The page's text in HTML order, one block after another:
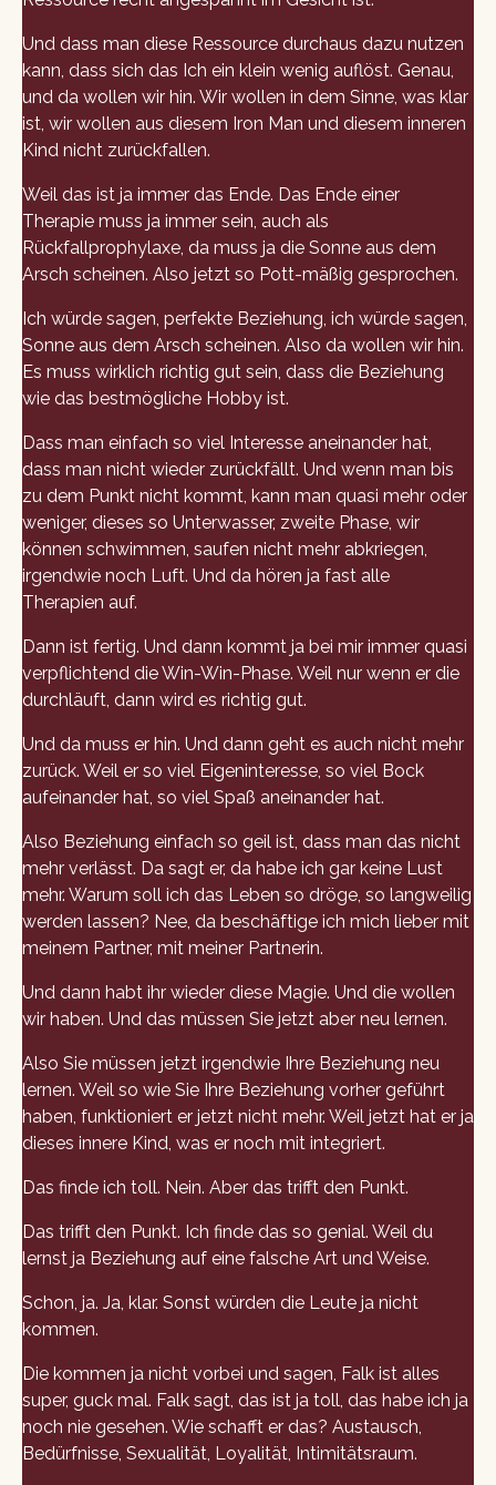
Und dass man diese Ressource durchaus dazu nutzen
kann, dass sich das Ich ein klein wenig auflöst. Genau,
und da wollen wir hin. Wir wollen in dem Sinne, was klar
ist, wir wollen aus diesem Iron Man und diesem inneren
Kind nicht zurückfallen.
Weil das ist ja immer das Ende. Das Ende einer
Therapie muss ja immer sein, auch als
Rückfallprophylaxe, da muss ja die Sonne aus dem
Arsch scheinen. Also jetzt so Pott-mäßig gesprochen.
Ich würde sagen, perfekte Beziehung, ich würde sagen,
Sonne aus dem Arsch scheinen. Also da wollen wir hin.
Es muss wirklich richtig gut sein, dass die Beziehung
wie das bestmögliche Hobby ist.
Dass man einfach so viel Interesse aneinander hat,
dass man nicht wieder zurückfällt. Und wenn man bis
zu dem Punkt nicht kommt, kann man quasi mehr oder
weniger, dieses so Unterwasser, zweite Phase, wir
können schwimmen, saufen nicht mehr abkriegen,
irgendwie noch Luft. Und da hören ja fast alle
Therapien auf.
Dann ist fertig. Und dann kommt ja bei mir immer quasi
verpflichtend die Win-Win-Phase. Weil nur wenn er die
durchläuft, dann wird es richtig gut.
Und da muss er hin. Und dann geht es auch nicht mehr
zurück. Weil er so viel Eigeninteresse, so viel Bock
aufeinander hat, so viel Spaß aneinander hat.
Also Beziehung einfach so geil ist, dass man das nicht
mehr verlässt. Da sagt er, da habe ich gar keine Lust
mehr. Warum soll ich das Leben so dröge, so langweilig
werden lassen? Nee, da beschäftige ich mich lieber mit
meinem Partner, mit meiner Partnerin.
Und dann habt ihr wieder diese Magie. Und die wollen
wir haben. Und das müssen Sie jetzt aber neu lernen.
Also Sie müssen jetzt irgendwie Ihre Beziehung neu
lernen. Weil so wie Sie Ihre Beziehung vorher geführt
haben, funktioniert er jetzt nicht mehr. Weil jetzt hat er ja
dieses innere Kind, was er noch mit integriert.
Das finde ich toll. Nein. Aber das trifft den Punkt.
Das trifft den Punkt. Ich finde das so genial. Weil du
lernst ja Beziehung auf eine falsche Art und Weise.
Schon, ja. Ja, klar. Sonst würden die Leute ja nicht
kommen.
Die kommen ja nicht vorbei und sagen, Falk ist alles
super, guck mal. Falk sagt, das ist ja toll, das habe ich ja
noch nie gesehen. Wie schafft er das? Austausch,
Bedürfnisse, Sexualität, Loyalität, Intimitätsraum.